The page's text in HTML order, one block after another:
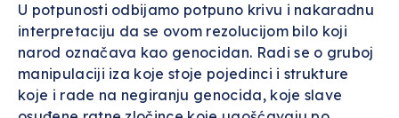
U potpunosti odbijamo potpuno krivu i nakaradnu
interpretaciju da se ovom rezolucijom bilo koji
narod označava kao genocidan. Radi se o gruboj
manipulaciji iza koje stoje pojedinci i strukture
koje i rade na negiranju genocida, koje slave